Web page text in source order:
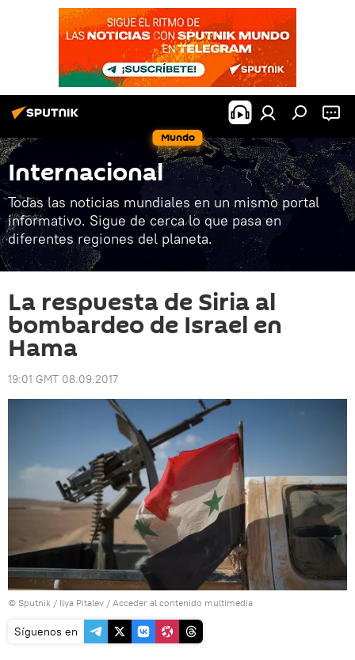
Mundo
Internacional
Todas las noticias mundiales en un mismo portal
informativo. Sigue de cerca lo que pasa en
diferentes regiones del planeta.
La respuesta de Siria al
bombardeo de Israel en
Hama
19:01 GMT 08.09.2017
© Sputnik / Ilya Pitalev / Acceder al contenido multimedia
Síguenos en